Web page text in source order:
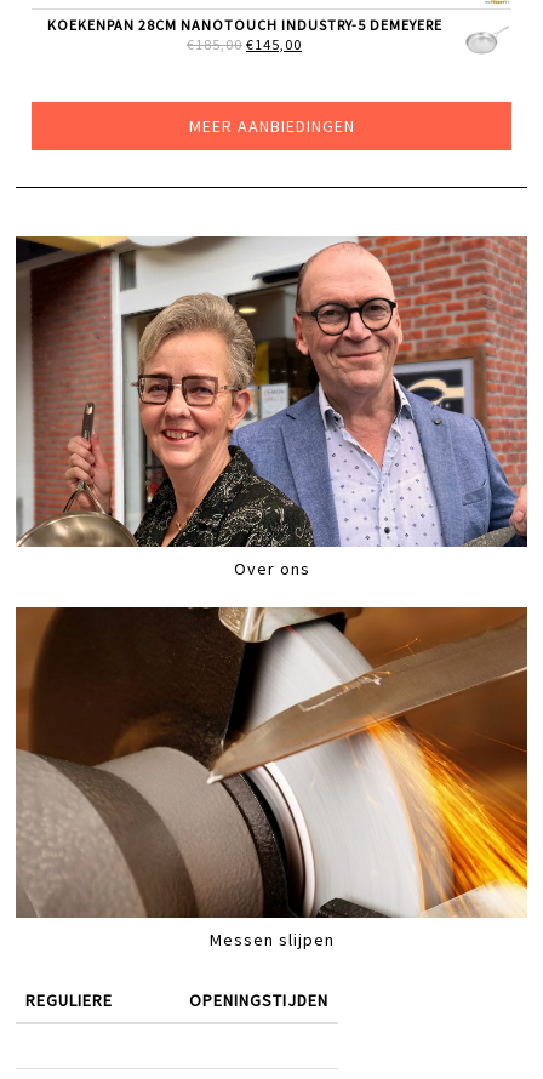
WAS:
€219,00.
IS:
KOEKENPAN 28CM NANOTOUCH INDUSTRY-5 DEMEYERE
€185,00 OORSPRONKELIJKE
€145,00
MEER AANBIEDINGEN
Over ons
Messen slijpen
REGULIERE OPENINGSTIJDEN